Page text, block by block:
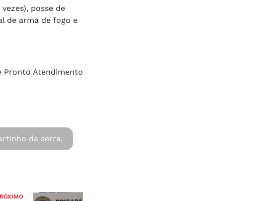
posse de
de arma de fogo e
Pronto Atendimento
da serra,